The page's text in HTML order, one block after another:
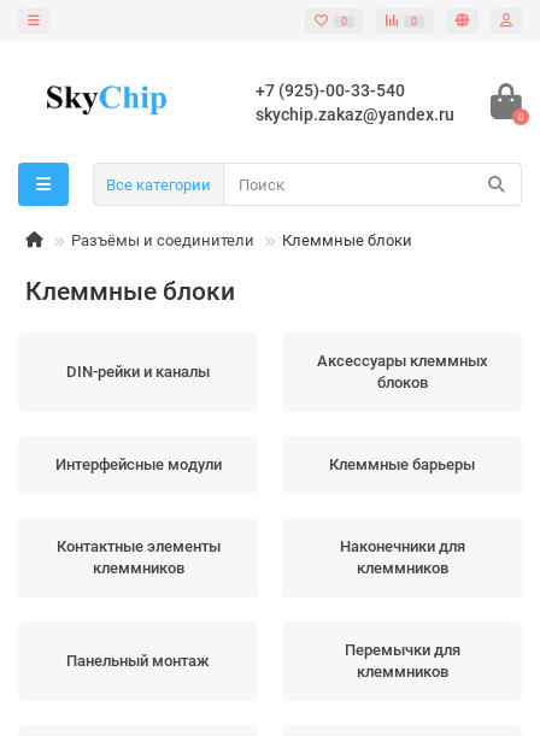
0 0
+7 (925)-00-33-540
skychip.zakaz@yandex.ru
0
Все категории
Разъёмы и соединители Клеммные блоки
Клеммные блоки
DIN-рейки и каналы
Аксессуары клеммных
блоков
Интерфейсные модули Клеммные барьеры
Контактные элементы
клеммников
Наконечники для
клеммников
Панельный монтаж
Перемычки для
клеммников